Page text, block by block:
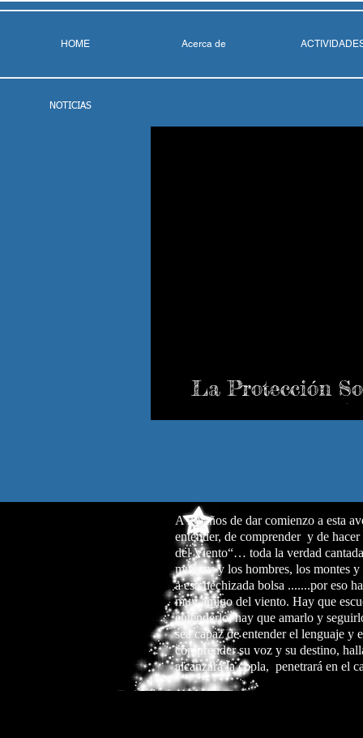
HOME Acerca de
NOTICIAS
A 20 años de dar comienzo a esta
entender, de comprender y de
del Viento“… toda la verdad
mujeres y los hombres, los montes
a esa hechizada bolsa .......por eso
muy amigo del viento. Hay que
entenderlo, hay que amarlo y
sea capaz de entender el lenguaje y
comprender su voz y su destino,
alcanzará la copla, penetrará en el
La Protección